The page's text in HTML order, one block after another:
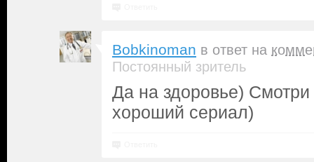
Bobkinoman в ответ на
Постоянный зритель
Да на здоровье)
хороший сериал)